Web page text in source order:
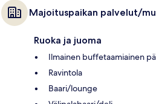
Majoituspaikan palvelut/
Ruoka ja juoma
Ilmainen buffetaamiainen
Ravintola
Baari/lounge